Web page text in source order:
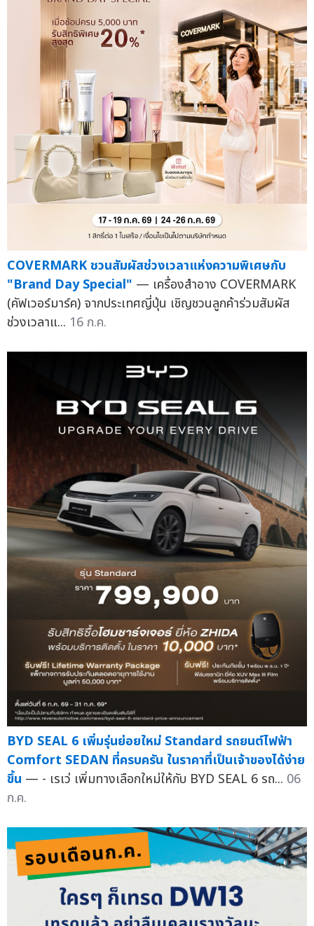
COVERMARK ชวนสัมผัสช่วงเวลาแห่งความพิเศษกับ
"Brand Day Special" — เครื่องสำอาง COVERMARK
(คัฟเวอร์มาร์ค) จากประเทศญี่ปุ่น เชิญชวนลูกค้าร่วมสัมผัส
ช่วงเวลาแ... 16 ก.ค.
BYD SEAL 6 เพิ่มรุ่นย่อยใหม่ Standard รถยนต์ไฟฟ้า
Comfort SEDAN ที่ครบครัน ในราคาที่เป็นเจ้าของได้ง่าย
ขึ้น — - เรเว่ เพิ่มทางเลือกใหม่ให้กับ BYD SEAL 6 รถ... 06
ก.ค.